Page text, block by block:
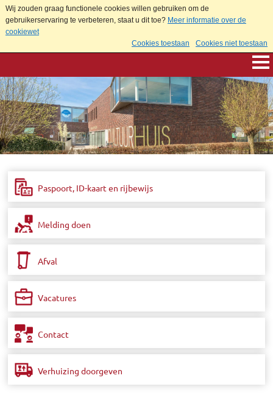
Wij zouden graag functionele cookies willen gebruiken om de
gebruikerservaring te verbeteren, staat u dit toe? Meer informatie over de
cookiewet
Cookies toestaan
Cookies niet toestaan
Paspoort, ID-kaart en rijbewijs
Melding doen
Afval
Vacatures
Contact
Verhuizing doorgeven